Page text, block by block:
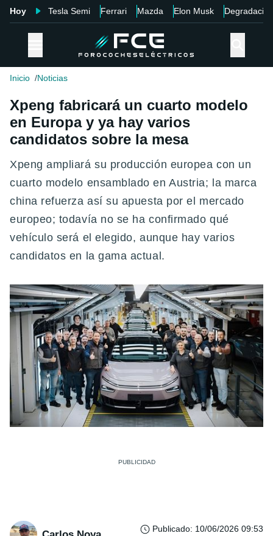
Hoy Tesla Semi Ferrari Mazda Elon Musk Degradación
Inicio Noticias
Xpeng fabricará un cuarto modelo
en Europa y ya hay varios
candidatos sobre la mesa
Xpeng ampliará su producción europea con un
cuarto modelo ensamblado en Austria; la marca
china refuerza así su apuesta por el mercado
europeo; todavía no se ha confirmado qué
vehículo será el elegido, aunque hay varios
candidatos en la gama actual.
Publicado: 10/06/2026 09:53